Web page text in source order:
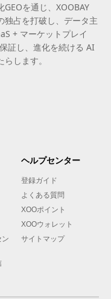
を通じ、XOOBAY
独占を打破し、データ主
+ マーケットプレイ
証し、進化を続ける AI
します。
ン
ヘルプセンター
登録ガイド
よくある質問
XOOポイント
XOOウォレット
サイトマップ